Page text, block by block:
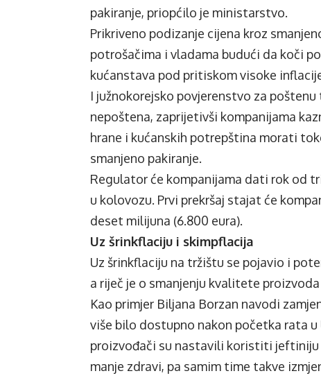
pakiranje, priopćilo je ministarstvo.
Prikriveno podizanje cijena kroz
potrošačima i vladama budući da koči
kućanstava pod pritiskom visoke
I južnokorejsko povjerenstvo za
nepoštena, zaprijetivši kompanijama
hrane i kućanskih potrepština morati
smanjeno pakiranje.
Regulator će kompanijama dati rok od
u kolovozu. Prvi prekršaj stajat će
deset milijuna (6.800 eura).
Uz šrinkflaciju i skimpflacija
Uz šrinkflaciju na tržištu se pojavio i
a riječ je o smanjenju kvalitete
Kao primjer Biljana Borzan navodi
više bilo dostupno nakon početka rata
proizvođači su nastavili koristiti
manje zdravi, pa samim time takve